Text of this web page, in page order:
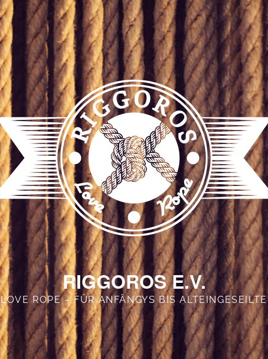
RIGGOROS E.V.
LOVE ROPE – FÜR ANFÄNGYS BIS ALTEINGESEILTE